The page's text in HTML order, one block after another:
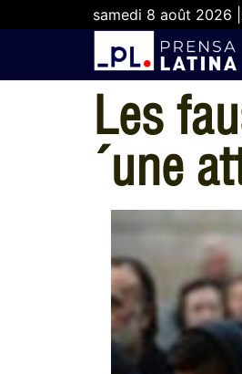
samedi 8 août 2026 |
Les
´une